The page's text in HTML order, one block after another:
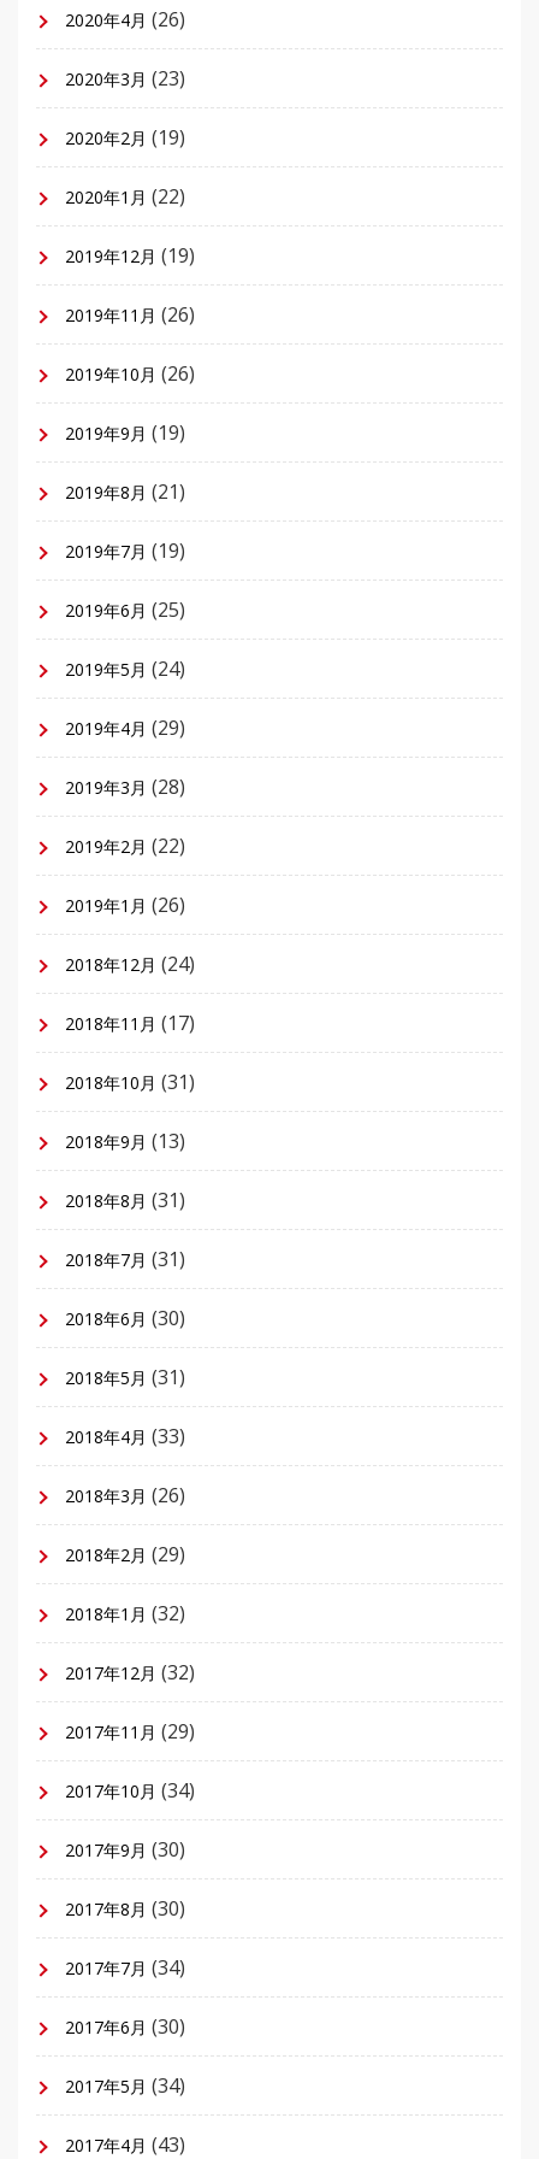
2020年4月 (26)
2020年3月 (23)
2020年2月 (19)
2020年1月 (22)
2019年12月 (19)
2019年11月 (26)
2019年10月 (26)
2019年9月 (19)
2019年8月 (21)
2019年7月 (19)
2019年6月 (25)
2019年5月 (24)
2019年4月 (29)
2019年3月 (28)
2019年2月 (22)
2019年1月 (26)
2018年12月 (24)
2018年11月 (17)
2018年10月 (31)
2018年9月 (13)
2018年8月 (31)
2018年7月 (31)
2018年6月 (30)
2018年5月 (31)
2018年4月 (33)
2018年3月 (26)
2018年2月 (29)
2018年1月 (32)
2017年12月 (32)
2017年11月 (29)
2017年10月 (34)
2017年9月 (30)
2017年8月 (30)
2017年7月 (34)
2017年6月 (30)
2017年5月 (34)
2017年4月 (43)